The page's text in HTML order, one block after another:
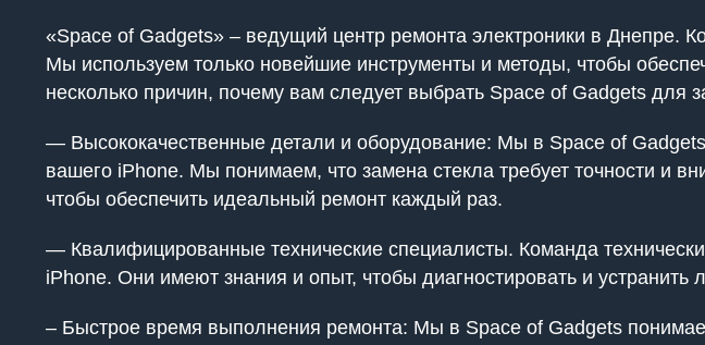
«Space of Gadgets» – ведущий центр ремонта электроники в Днепре.
Мы используем только новейшие инструменты и методы, чтобы
несколько причин, почему вам следует выбрать Space of Gadgets для
— Высококачественные детали и оборудование: Мы в Space of
вашего iPhone. Мы понимаем, что замена стекла требует точности и
чтобы обеспечить идеальный ремонт каждый раз.
— Квалифицированные технические специалисты. Команда
iPhone. Они имеют знания и опыт, чтобы диагностировать и
– Быстрое время выполнения ремонта: Мы в Space of Gadgets